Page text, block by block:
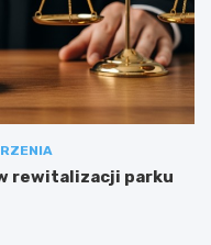
rewitalizacji parku